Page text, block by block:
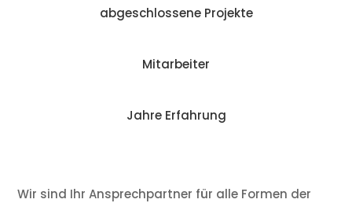
abgeschlossene Projekte
Mitarbeiter
Jahre Erfahrung
Wir sind Ihr Ansprechpartner für alle Formen der